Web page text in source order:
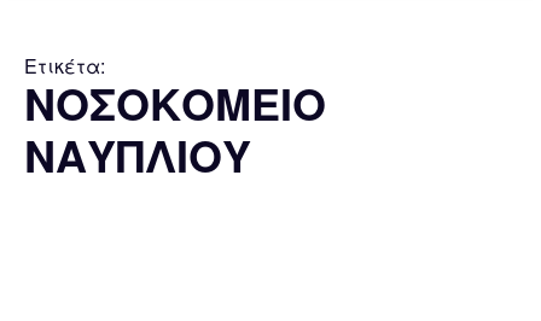
Ετικέτα:
ΝΟΣΟΚΟΜΕΙΟ
ΝΑΥΠΛΙΟΥ